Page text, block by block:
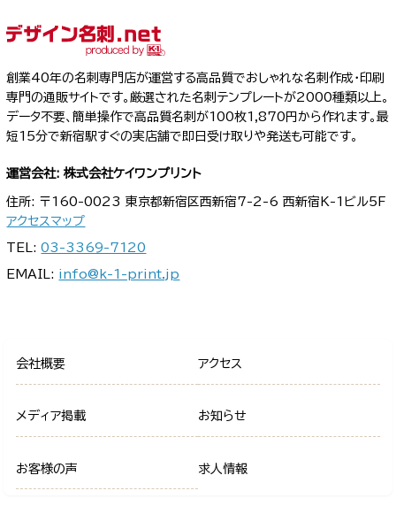
創業40年の名刺専門店が運営する高品質でおしゃれな名刺作成・印刷
専門の通販サイトです。厳選された名刺テンプレートが2000種類以上。
データ不要、簡単操作で高品質名刺が100枚1,870円から作れます。最
短15分で新宿駅すぐの実店舗で即日受け取りや発送も可能です。
運営会社: 株式会社ケイワンプリント
住所: 〒160-0023 東京都新宿区西新宿7-2-6 西新宿K-1ビル5F
アクセスマップ
TEL:03-3369-7120
EMAIL: info@k-1-print.jp
会社概要 アクセス
メディア掲載 お知らせ
お客様の声 求人情報